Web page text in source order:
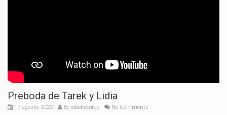
Preboda de Tarek y Lidia
17 agosto, 2022 By rebelrecords No Comments